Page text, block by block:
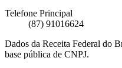
Telefone Principal
(87) 91016624
Dados da Receita Federal do
base pública de CNPJ.